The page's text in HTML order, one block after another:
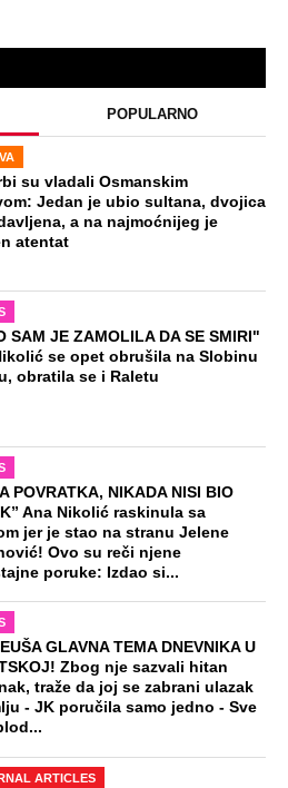
POPULARNO
su vladali Osmanskim
Jedan je ubio sultana, dvojica
a na najmoćnijeg je
atentat
SAM JE ZAMOLILA DA SE SMIRI"
se opet obrušila na Slobinu
obratila se i Raletu
POVRATKA, NIKADA NISI BIO
Ana Nikolić raskinula sa
jer je stao na stranu Jelene
Ovo su reči njene
poruke: Izdao si...
GLAVNA TEMA DNEVNIKA U
Zbog nje sazvali hitan
traže da joj se zabrani ulazak
- JK poručila samo jedno - Sve
ARTICLES